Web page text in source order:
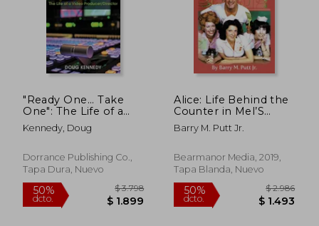
50%
dcto. $ 9.502
50%
dcto.
"Ready One... Take
One": The Life of a
Video
Producer/Director (en
Kennedy, Doug
Dorrance Publishing Co.,
Tapa Dura, Nuevo
Alice: Life Behind the
Counter in Mel’S
Greasy Spoon (a
Guide to the Feature
and More) (en Inglés)
Barry M. Putt Jr.
Bearmanor Media, 2019,
Tapa Blanda, Nuevo